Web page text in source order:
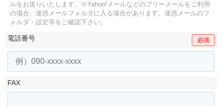
ルをお送りいたします。
※Yahoo!メールなどのフリーメールをご利用
の場合、迷惑メールフォルダに入る場合があります。 迷惑メールのフ
ォルダ・設定等をご確認下さい。
電話番号 必須
FAX